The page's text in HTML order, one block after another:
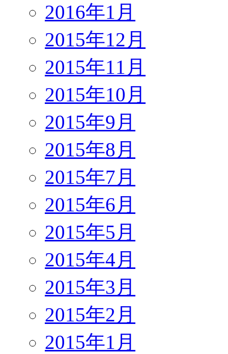
2016年1月
2015年12月
2015年11月
2015年10月
2015年9月
2015年8月
2015年7月
2015年6月
2015年5月
2015年4月
2015年3月
2015年2月
2015年1月